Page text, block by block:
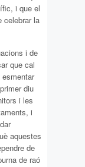
i que el
celebrar la
i de
que cal
diu
i les
i
aquestes
de
de raó